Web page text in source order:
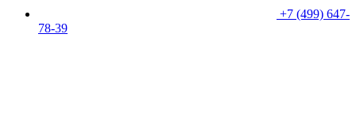
+7 (499) 647-
78-39